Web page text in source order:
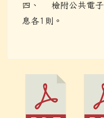
四、 檢附公共電子
息各1則。